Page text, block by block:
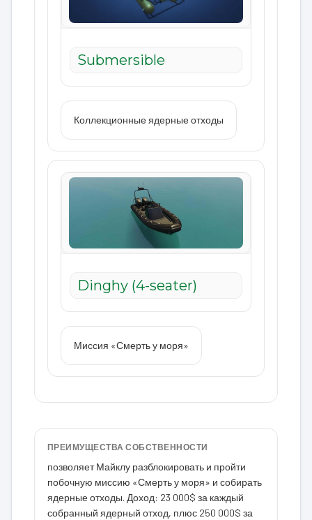
Submersible
Коллекционные ядерные отходы
Dinghy (4-seater)
Миссия «Смерть у моря»
ПРЕИМУЩЕСТВА СОБСТВЕННОСТИ
позволяет Майклу разблокировать и пройти
побочную миссию «Смерть у моря» и собирать
ядерные отходы. Доход: 23 000$ за каждый
собранный ядерный отход, плюс 250 000$ за